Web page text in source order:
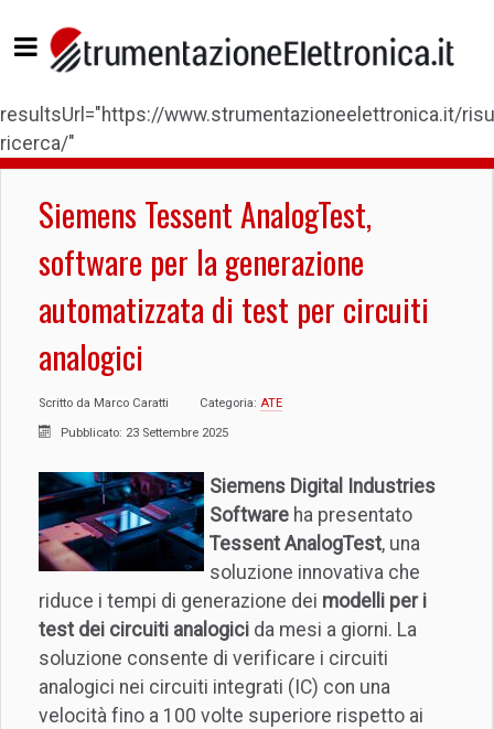
resultsUrl="https://www.strumentazioneelettronica.it/
ricerca/"
Siemens Tessent AnalogTest,
software per la generazione
automatizzata di test per circuiti
analogici
Scritto da Marco Caratti Categoria: ATE
Pubblicato: 23 Settembre 2025
Siemens Digital Industries
Software ha presentato
Tessent AnalogTest, una
soluzione innovativa che
riduce i tempi di generazione dei modelli per i
test dei circuiti analogici da mesi a giorni. La
soluzione consente di verificare i circuiti
analogici nei circuiti integrati (IC) con una
velocità fino a 100 volte superiore rispetto ai